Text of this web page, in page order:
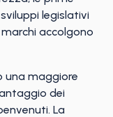
legislativi
accolgono
una maggiore
dei
La